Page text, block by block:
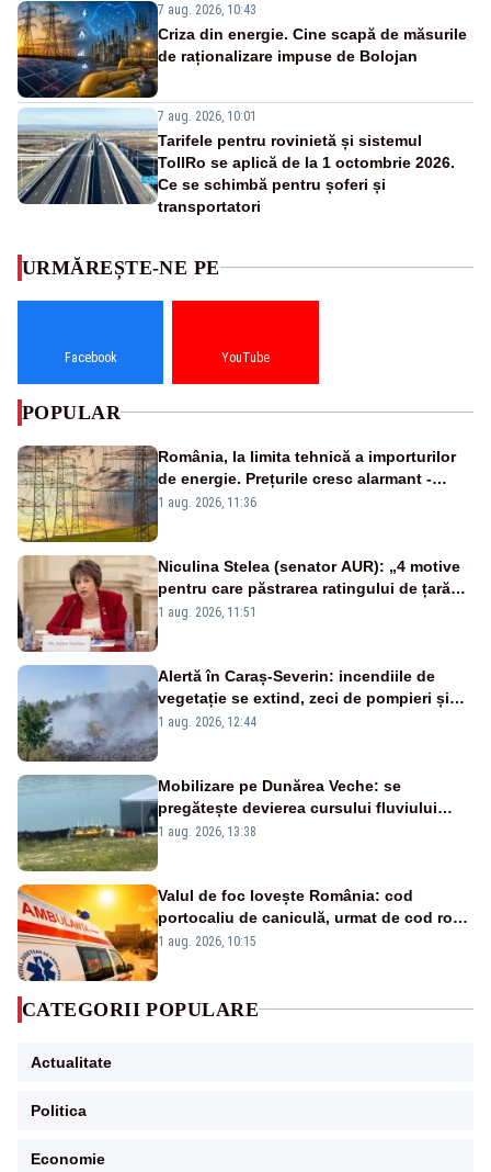
7 aug. 2026, 10:43
Criza din energie. Cine scapă de măsurile
de raționalizare impuse de Bolojan
7 aug. 2026, 10:01
Tarifele pentru rovinietă și sistemul
TollRo se aplică de la 1 octombrie 2026.
Ce se schimbă pentru șoferi și
transportatori
URMĂREȘTE-NE PE
Facebook YouTube
POPULAR
România, la limita tehnică a importurilor
de energie. Prețurile cresc alarmant -
Analiză Realitatea Plus
1 aug. 2026, 11:36
Niculina Stelea (senator AUR): „4 motive
pentru care păstrarea ratingului de țară
nu este o reușită pentru Guvernul
1 aug. 2026, 11:51
Alertă în Caraș-Severin: incendiile de
vegetație se extind, zeci de pompieri și
silvicultori se luptă cu flăcările - VIDEO
1 aug. 2026, 12:44
Mobilizare pe Dunărea Veche: se
pregătește devierea cursului fluviului
către Cernavodă – VIDEO
1 aug. 2026, 13:38
Valul de foc lovește România: cod
portocaliu de caniculă, urmat de cod roșu
duminică. Temperaturile urcă spre 40°C
1 aug. 2026, 10:15
CATEGORII POPULARE
Actualitate
Politica
Economie